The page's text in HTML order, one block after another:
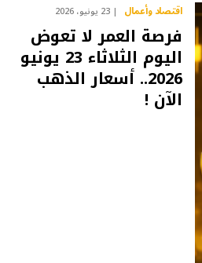
اقتصاد وأعمال 23 يونيو، 2026
فرصة العمر لا تعوض
اليوم الثلاثاء 23 يونيو
2026.. أسعار الذهب
الآن !